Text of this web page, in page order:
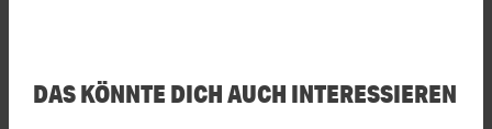
DAS KÖNNTE DICH AUCH INTERESSIEREN